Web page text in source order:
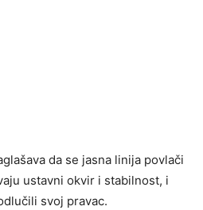
da se jasna linija povlači
ustavni okvir i stabilnost, i
svoj pravac.